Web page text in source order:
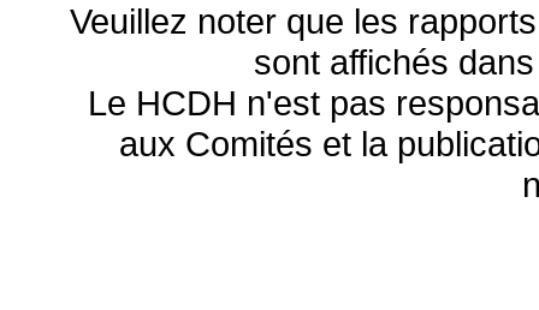
Veuillez noter que les
sont affichés
Le HCDH n'est pas
aux Comités et la